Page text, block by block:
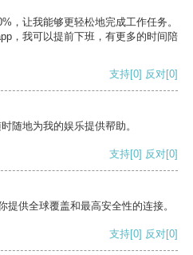
，让我能够更轻松地完成工作任务。
，我可以提前下班，有更多的时间陪
支持[0] 反对[0]
随地为我的娱乐提供帮助。
支持[0] 反对[0]
供全球覆盖和最高安全性的连接。
支持[0] 反对[0]